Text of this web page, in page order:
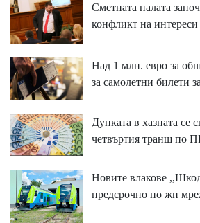
Сметната палата
конфликт на
Над 1 млн. евро за
за самолетни билети
Дупката в хазната се
четвъртия транш по
Новите влакове
предсрочно по жп